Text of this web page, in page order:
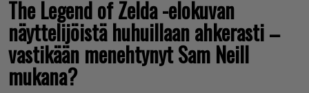
The Legend of Zelda -elokuvan
näyttelijöistä huhuillaan ahkerasti –
vastikään menehtynyt Sam Neill
mukana?